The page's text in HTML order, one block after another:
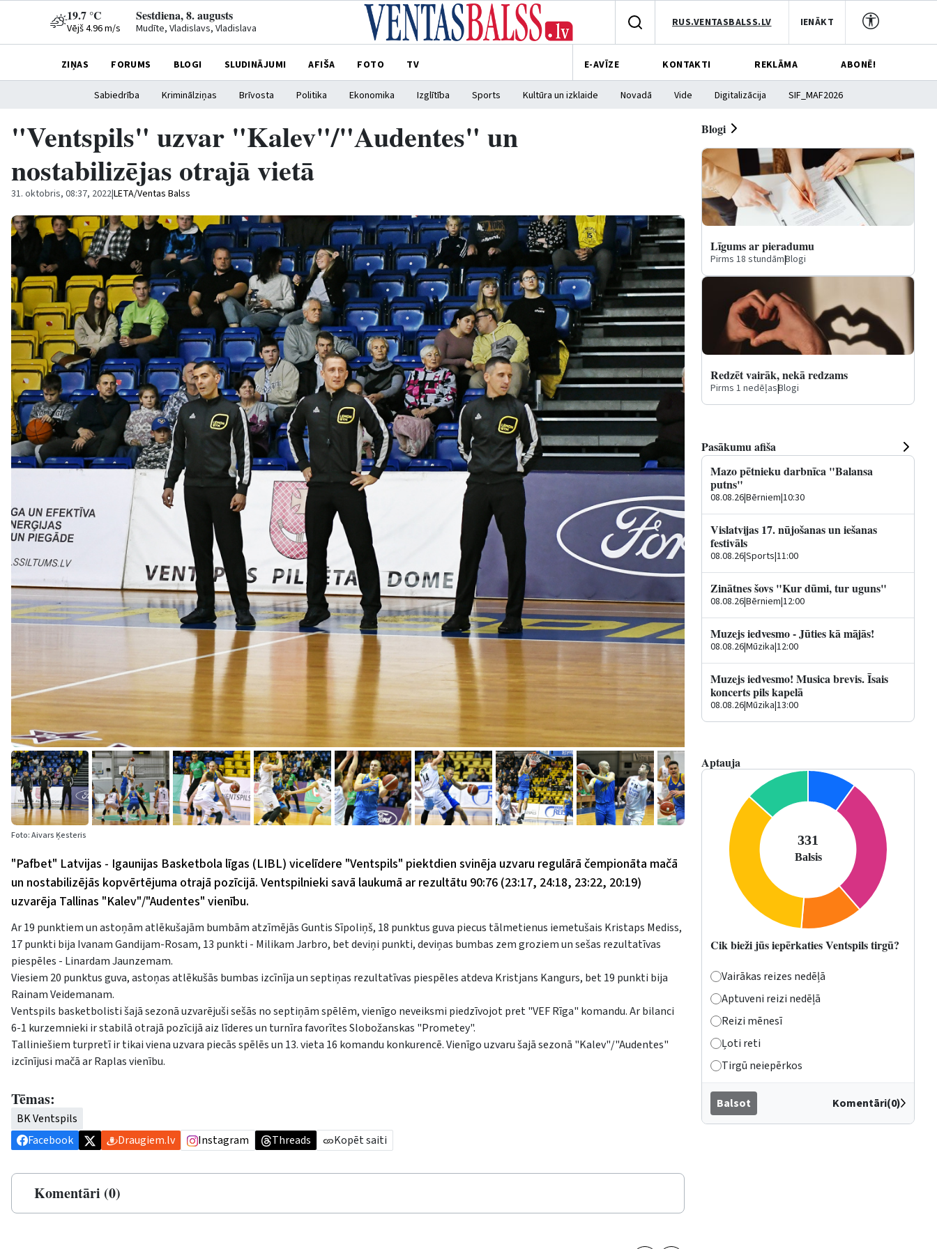
19.7 °C
Vējš 4.96 m/s
Sestdiena, 8. augusts
Mudīte, Vladislavs, Vladislava RUS.VENTASBALSS.LV IENĀKT
ZIŅAS FORUMS BLOGI SLUDINĀJUMI AFIŠA FOTO TV E-AVĪZE KONTAKTI REKLĀMA ABONĒ!
Sabiedrība Kriminālziņas Brīvosta Politika Ekonomika Izglītība Sports Kultūra un izklaide Novadā Vide Digitalizācija SIF_MAF2026
"Ventspils" uzvar "Kalev"/"Audentes" un
nostabilizējas otrajā vietā
31. oktobris, 08:37, 2022|LETA/Ventas Balss
Foto: Aivars Ķesteris
"Pafbet" Latvijas - Igaunijas Basketbola līgas (LIBL) vicelīdere "Ventspils" piektdien svinēja uzvaru regulārā čempionāta mačā
un nostabilizējās kopvērtējuma otrajā pozīcijā. Ventspilnieki savā laukumā ar rezultātu 90:76 (23:17, 24:18, 23:22, 20:19)
uzvarēja Tallinas "Kalev"/"Audentes" vienību.
Ar 19 punktiem un astoņām atlēkušajām bumbām atzīmējās Guntis Sīpoliņš, 18 punktus guva piecus tālmetienus iemetušais Kristaps Mediss,
17 punkti bija Ivanam Gandijam-Rosam, 13 punkti - Milikam Jarbro, bet deviņi punkti, deviņas bumbas zem groziem un sešas rezultatīvas
piespēles - Linardam Jaunzemam.
Viesiem 20 punktus guva, astoņas atlēkušās bumbas izcīnīja un septiņas rezultatīvas piespēles atdeva Kristjans Kangurs, bet 19 punkti bija
Rainam Veidemanam.
Ventspils basketbolisti šajā sezonā uzvarējuši sešās no septiņām spēlēm, vienīgo neveiksmi piedzīvojot pret "VEF Rīga" komandu. Ar bilanci
6-1 kurzemnieki ir stabilā otrajā pozīcijā aiz līderes un turnīra favorītes Slobožanskas "Prometey".
Talliniešiem turpretī ir tikai viena uzvara piecās spēlēs un 13. vieta 16 komandu konkurencē. Vienīgo uzvaru šajā sezonā "Kalev"/"Audentes"
izcīnījusi mačā ar Raplas vienību.
Tēmas:
BK Ventspils
Facebook
Draugiem.lv Instagram Threads Kopēt saiti
Komentāri (0)
Blogi
Līgums ar pieradumu
Pirms 18 stundām|Blogi
Redzēt vairāk, nekā redzams
Pirms 1 nedēļas|Blogi
Pasākumu afiša
Mazo pētnieku darbnīca "Balansa
putns"
08.08.26|Bērniem|10:30
Vislatvijas 17. nūjošanas un iešanas
festivāls
08.08.26|Sports|11:00
Zinātnes šovs "Kur dūmi, tur uguns"
08.08.26|Bērniem|12:00
Muzejs iedvesmo - Jūties kā mājās!
08.08.26|Mūzika|12:00
Muzejs iedvesmo! Musica brevis. Īsais
koncerts pils kapelā
08.08.26|Mūzika|13:00
Aptauja
Cik bieži jūs iepērkaties Ventspils tirgū?
Vairākas reizes nedēļā
Aptuveni reizi nedēļā
Reizi mēnesī
Ļoti reti
Tirgū neiepērkos
Balsot Komentāri(0)